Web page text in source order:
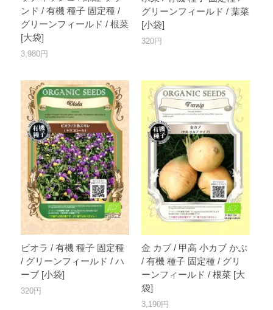
ンド / 有機 種子 固定種 /
グリーンフィールド / 根菜
[大袋]
3,980円
グリーンフィールド / 葉菜
[小袋]
320円
ビオラ / 有機 種子 固定種
/ グリーンフィールド / ハ
ーブ [小袋]
320円
金 カブ / 甲高 小カブ かぶ
/ 有機 種子 固定種 / グリ
ーンフィールド / 根菜 [大
袋]
3,190円